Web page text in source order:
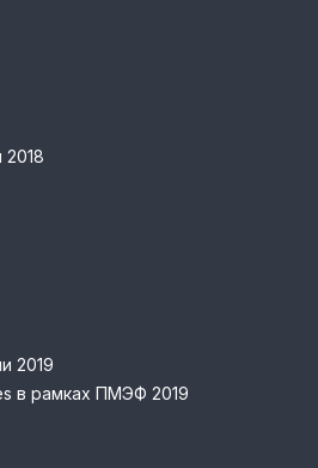
2019
в рамках ПМЭФ 2019